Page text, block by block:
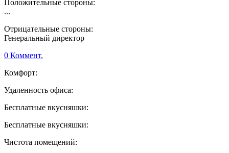
Положительные стороны:
...
Отрицательные стороны:
Генеральный директор
0 Коммент.
Комфорт:
Удаленность офиса:
Бесплатные вкусняшки:
Бесплатные вкусняшки:
Чистота помещений: